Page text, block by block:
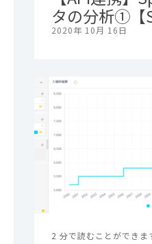
タの分析①【
2020年 10月 16日
2 分で読むことができま